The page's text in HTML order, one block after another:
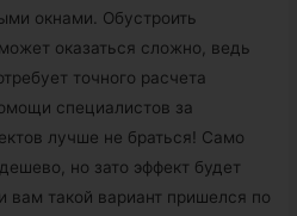
окнами. Обустроить
оказаться сложно, ведь
точного расчета
специалистов за
лучше не браться! Само
но зато эффект будет
вам такой вариант пришелся по